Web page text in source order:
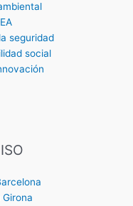
seguridad
social